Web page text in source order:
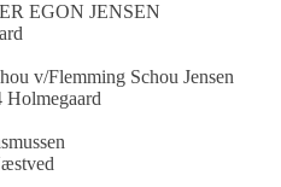
EGON JENSEN
v/Flemming Schou Jensen